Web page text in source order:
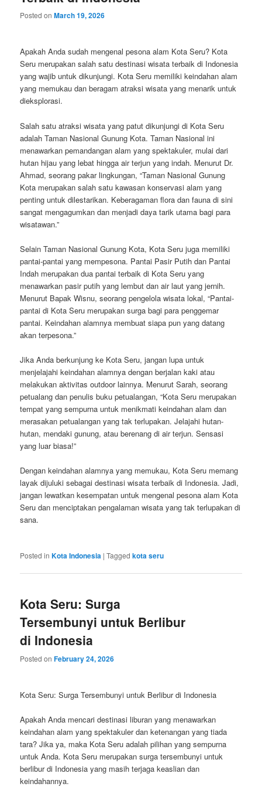
Posted onMarch 19, 2026
Apakah Anda sudah mengenal pesona alam Kota Seru? Kota
Seru merupakan salah satu destinasi wisata terbaik di Indonesia
yang wajib untuk dikunjungi. Kota Seru memiliki keindahan alam
yang memukau dan beragam atraksi wisata yang menarik untuk
dieksplorasi.
Salah satu atraksi wisata yang patut dikunjungi di Kota Seru
adalah Taman Nasional Gunung Kota. Taman Nasional ini
menawarkan pemandangan alam yang spektakuler, mulai dari
hutan hijau yang lebat hingga air terjun yang indah. Menurut Dr.
Ahmad, seorang pakar lingkungan, “Taman Nasional Gunung
Kota merupakan salah satu kawasan konservasi alam yang
penting untuk dilestarikan. Keberagaman flora dan fauna di sini
sangat mengagumkan dan menjadi daya tarik utama bagi para
wisatawan.”
Selain Taman Nasional Gunung Kota, Kota Seru juga memiliki
pantai-pantai yang mempesona. Pantai Pasir Putih dan Pantai
Indah merupakan dua pantai terbaik di Kota Seru yang
menawarkan pasir putih yang lembut dan air laut yang jernih.
Menurut Bapak Wisnu, seorang pengelola wisata lokal, “Pantai-
pantai di Kota Seru merupakan surga bagi para penggemar
pantai. Keindahan alamnya membuat siapa pun yang datang
akan terpesona.”
Jika Anda berkunjung ke Kota Seru, jangan lupa untuk
menjelajahi keindahan alamnya dengan berjalan kaki atau
melakukan aktivitas outdoor lainnya. Menurut Sarah, seorang
petualang dan penulis buku petualangan, “Kota Seru merupakan
tempat yang sempurna untuk menikmati keindahan alam dan
merasakan petualangan yang tak terlupakan. Jelajahi hutan-
hutan, mendaki gunung, atau berenang di air terjun. Sensasi
yang luar biasa!”
Dengan keindahan alamnya yang memukau, Kota Seru memang
layak dijuluki sebagai destinasi wisata terbaik di Indonesia. Jadi,
jangan lewatkan kesempatan untuk mengenal pesona alam Kota
Seru dan menciptakan pengalaman wisata yang tak terlupakan di
sana.
Posted in Kota Indonesia |Tagged kota seru
Kota Seru: Surga
Tersembunyi untuk Berlibur
di Indonesia
Posted onFebruary 24, 2026
Kota Seru: Surga Tersembunyi untuk Berlibur di Indonesia
Apakah Anda mencari destinasi liburan yang menawarkan
keindahan alam yang spektakuler dan ketenangan yang tiada
tara? Jika ya, maka Kota Seru adalah pilihan yang sempurna
untuk Anda. Kota Seru merupakan surga tersembunyi untuk
berlibur di Indonesia yang masih terjaga keaslian dan
keindahannya.